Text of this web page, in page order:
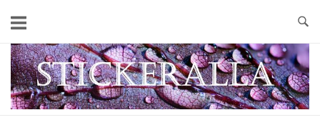
content
Home